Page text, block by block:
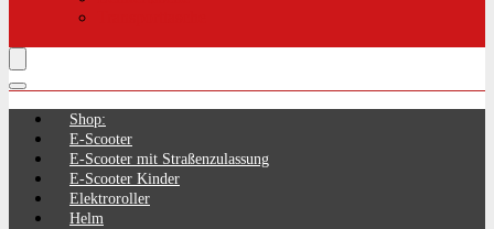
Shop:
E-Scooter
E-Scooter mit Straßenzulassung
E-Scooter Kinder
Elektroroller
Helm